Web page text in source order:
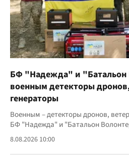
БФ "Надежда" и "Батальон
военным детекторы
генераторы
Военным – детекторы дронов,
БФ "Надежда" и "Батальон
8.08.2026 10:00